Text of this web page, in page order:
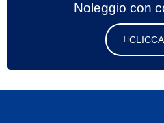
Noleggio con